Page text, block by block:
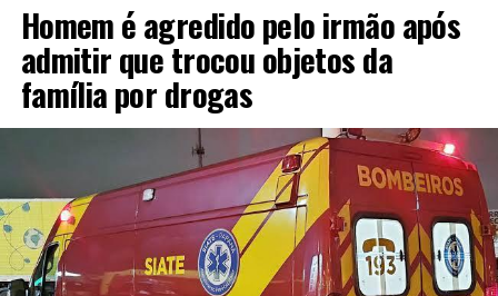
Homem é agredido pelo irmão após
admitir que trocou objetos da
família por drogas